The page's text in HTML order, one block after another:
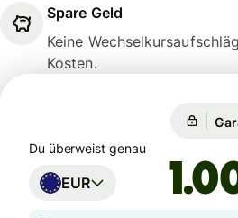
Spare Geld
Keine
Kosten.
Du überweist genau
EUR